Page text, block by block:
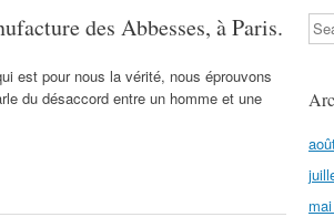
des Abbesses, à Paris.
est pour nous la vérité, nous éprouvons
du désaccord entre un homme et une